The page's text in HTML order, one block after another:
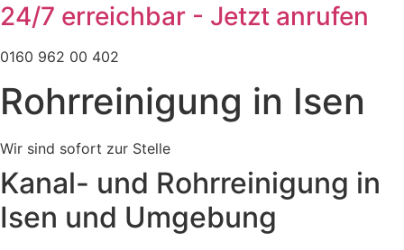
24/7 erreichbar - Jetzt anrufen
0160 962 00 402
Rohrreinigung in Isen
Wir sind sofort zur Stelle
Kanal- und Rohrreinigung in
Isen und Umgebung